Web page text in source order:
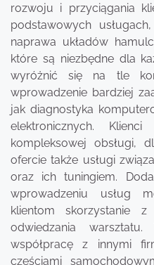
rozwoju i przyciągania
podstawowych
naprawa układów
które są niezbędne dla
wyróżnić się na tle
wprowadzenie bardziej
jak diagnostyka
elektronicznych.
kompleksowej obsługi,
ofercie także usługi
oraz ich tuningiem.
wprowadzeniu usług
klientom skorzystanie
odwiedzania
współpracę z innymi
częściami